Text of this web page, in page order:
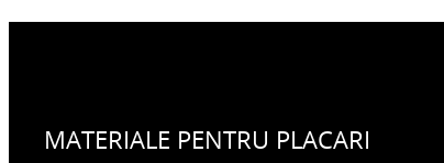
MATERIALE PENTRU PLACARI